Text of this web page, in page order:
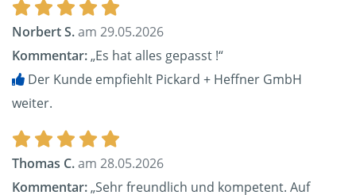
Norbert S.am 29.05.2026
Kommentar:„Es hat alles gepasst !“
Der Kunde empfiehlt Pickard + Heffner GmbH
weiter.
Thomas C.am 28.05.2026
Kommentar:„Sehr freundlich und kompetent. Auf